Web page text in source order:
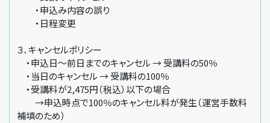
・申込み内容の誤り
・日程変更
３．キャンセルポリシー
・申込日～前日までのキャンセル → 受講料の50％
・当日のキャンセル → 受講料の100％
・受講料が2,475円（税込）以下の場合
→申込時点で100％のキャンセル料が発生（運営手数料
補填のため）